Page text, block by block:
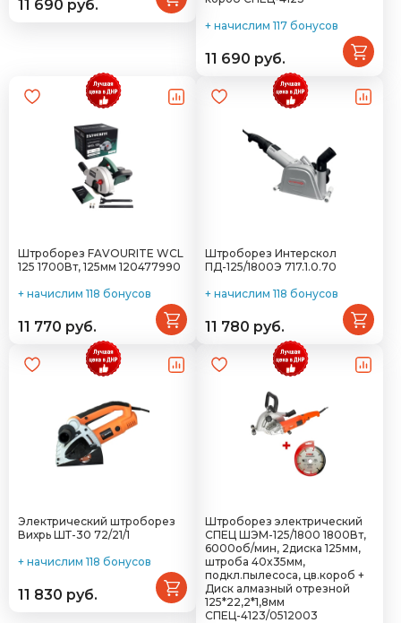
11 690 руб.
+ начислим 117 бонусов
11 690 руб.
Штроборез FAVOURITE WCL
125 1700Вт, 125мм 120477990
+ начислим 118 бонусов
11 770 руб.
Штроборез Интерскол
ПД-125/1800Э 717.1.0.70
+ начислим 118 бонусов
11 780 руб.
Электрический штроборез
Вихрь ШТ-30 72/21/1
+ начислим 118 бонусов
11 830 руб.
Штроборез электрический
СПЕЦ ШЭМ-125/1800 1800Вт,
6000об/мин, 2диска 125мм,
штроба 40x35мм,
подкл.пылесоса, цв.короб +
Диск алмазный отрезной
125*22,2*1,8мм
СПЕЦ-4123/0512003